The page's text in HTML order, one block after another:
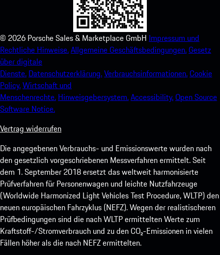
© 2026 Porsche Sales & Marketplace GmbH Impressum und
Rechtliche Hinweise.Allgemeine Geschäftsbedingungen.Gesetz
über digitale
Dienste. Datenschutzerklärung.Verbrauchsinformationen.Cookie
Policy.Wirtschaft und
Menschenrechte. Hinweisgebersystem.Accessibility.Open Source
Software Notice.
Vertrag widerrufen
Die angegebenen Verbrauchs- und Emissionswerte wurden nach
den gesetzlich vorgeschriebenen Messverfahren ermittelt. Seit
dem 1. September 2018 ersetzt das weltweit harmonisierte
Prüfverfahren für Personenwagen und leichte Nutzfahrzeuge
(Worldwide Harmonized Light Vehicles Test Procedure, WLTP) den
neuen europäischen Fahrzyklus (NEFZ). Wegen der realistischeren
Prüfbedingungen sind die nach WLTP ermittelten Werte zum
Kraftstoff-/Stromverbrauch und zu den CO₂-Emissionen in vielen
Fällen höher als die nach NEFZ ermittelten.